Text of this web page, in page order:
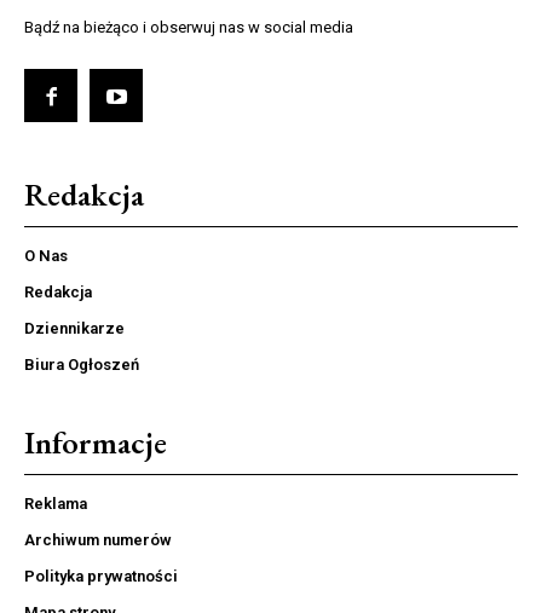
Bądź na bieżąco i obserwuj nas w social media
Redakcja
O Nas
Redakcja
Dziennikarze
Biura Ogłoszeń
Informacje
Reklama
Archiwum numerów
Polityka prywatności